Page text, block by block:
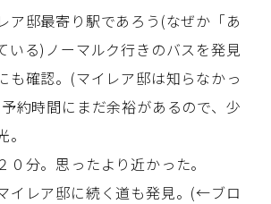
ア邸最寄り駅であろう(なぜか「あ
いる)ノーマルク行きのバスを発見
も確認。(マイレア邸は知らなかっ
約時間にまだ余裕があるので、少
０分。思ったより近かった。
イレア邸に続く道も発見。(←ブロ